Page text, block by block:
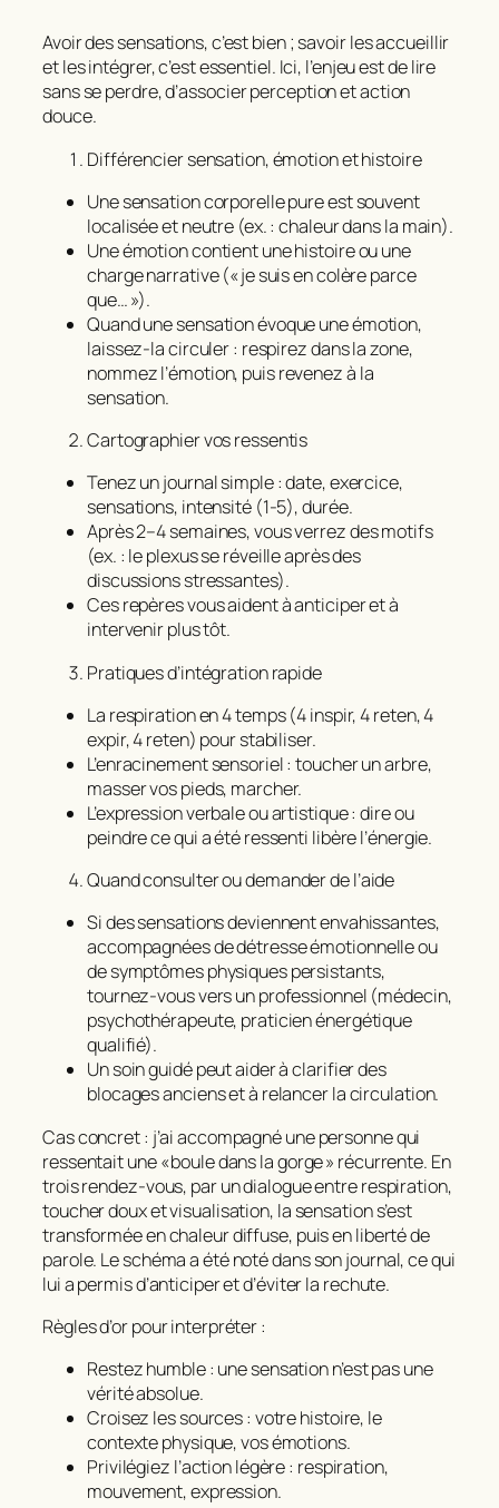
Avoir des sensations, c’est bien ; savoir les accueillir
et les intégrer, c’est essentiel. Ici, l’enjeu est delire
sans se perdre, d’associer perception et action
douce.
Différencier sensation, émotion et histoire
Une sensation corporelle pure est souvent
localisée et neutre (ex. : chaleur dans la main).
Une émotion contient une histoire ou une
charge narrative (« je suis en colère parce
que… »).
Quand une sensation évoque une émotion,
laissez‑la circuler : respirez dans la zone,
nommez l’émotion, puis revenez à la
sensation.
Cartographier vos ressentis
Tenez un journal simple : date, exercice,
sensations, intensité (1‑5), durée.
Après 2–4 semaines, vous verrez des motifs
(ex. : le plexus se réveille après des
discussions stressantes).
Ces repères vous aident à anticiper et à
intervenir plus tôt.
Pratiques d’intégration rapide
La respiration en 4 temps (4 inspir, 4 reten, 4
expir, 4 reten) pour stabiliser.
L’enracinement sensoriel : toucher un arbre,
masser vos pieds, marcher.
L’expression verbale ou artistique : dire ou
peindre ce qui a été ressenti libère l’énergie.
Quand consulter ou demander de l’aide
Si des sensations deviennent envahissantes,
accompagnées de détresse émotionnelle ou
de symptômes physiques persistants,
tournez‑vous vers un professionnel (médecin,
psychothérapeute, praticien énergétique
qualifié).
Un soin guidé peut aider à clarifier des
blocages anciens et à relancer la circulation.
Cas concret : j’ai accompagné une personne qui
ressentait une « boule dans la gorge » récurrente. En
trois rendez‑vous, par un dialogue entre respiration,
toucher doux et visualisation, la sensation s’est
transformée en chaleur diffuse, puis en liberté de
parole. Le schéma a été noté dans son journal, ce qui
lui a permis d’anticiper et d’éviter la rechute.
Règles d’or pour interpréter :
Restez humble : une sensation n’est pas une
vérité absolue.
Croisez les sources : votre histoire, le
contexte physique, vos émotions.
Privilégiez l’action légère : respiration,
mouvement, expression.